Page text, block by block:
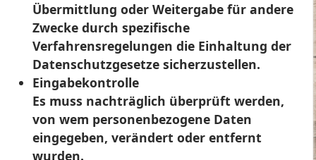
Übermittlung oder Weitergabe für andere
Zwecke durch spezifische
Verfahrensregelungen die Einhaltung der
Datenschutzgesetze sicherzustellen.
Eingabekontrolle
Es muss nachträglich überprüft werden,
von wem personenbezogene Daten
eingegeben, verändert oder entfernt
wurden.